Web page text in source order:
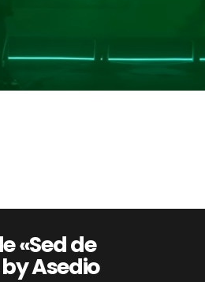
«Sed de
Asedio